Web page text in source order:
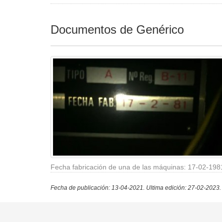
Documentos de Genérico
Fecha fabricación de una de las máquinas: 17-02-
Fecha de publicación: 13-04-2021. Ultima edición: 27-02-2023.